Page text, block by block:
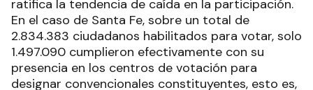
ratifica la tendencia de caída en la participación.
En el caso de Santa Fe, sobre un total de
2.834.383 ciudadanos habilitados para votar, solo
1.497.090 cumplieron efectivamente con su
presencia en los centros de votación para
designar convencionales constituyentes, esto es,